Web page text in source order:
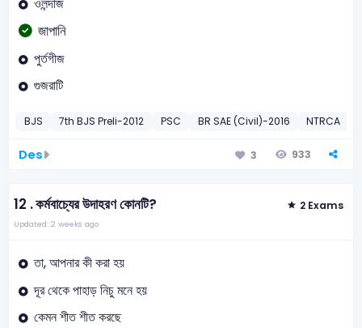
জাপানি
পুর্তগীজ
গুজরাটি
BJS 7th BJS Preli-2012 PSC BR SAE (Civil)-2016 NTRCA
Des 3 933
12 .কর্মবাচ্যের উদাহরণ কোনটি? 2 Exams
Updated: 2 weeks ago
তা, আপনার কী করা হয়
দূর থেকে পাহাড় নিচু মনে হয়
কেমন শীত শীত করছে